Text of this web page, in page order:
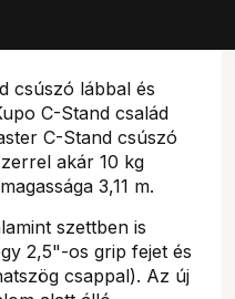
csúszó lábbal és
C-Stand család
C-Stand csúszó
akár 10 kg
3,11 m.
szettben is
2,5"-os grip fejet és
csappal). Az új